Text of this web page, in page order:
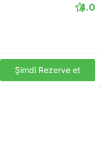
4.0
Şimdi Rezerve et